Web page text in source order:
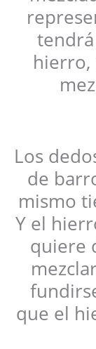
Los
de
mismo
Y el
quiere
que el